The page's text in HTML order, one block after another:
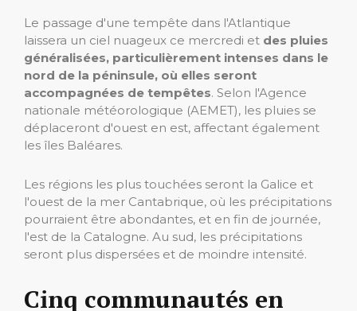
Le passage d'une tempête dans l'Atlantique
laissera un ciel nuageux ce mercredi et des pluies
généralisées, particulièrement intenses dans le
nord de la péninsule, où elles seront
accompagnées de tempêtes. Selon l'Agence
nationale météorologique (AEMET), les pluies se
déplaceront d'ouest en est, affectant également
les îles Baléares.
Les régions les plus touchées seront la Galice et
l'ouest de la mer Cantabrique, où les précipitations
pourraient être abondantes, et en fin de journée,
l'est de la Catalogne. Au sud, les précipitations
seront plus dispersées et de moindre intensité.
Cinq communautés en